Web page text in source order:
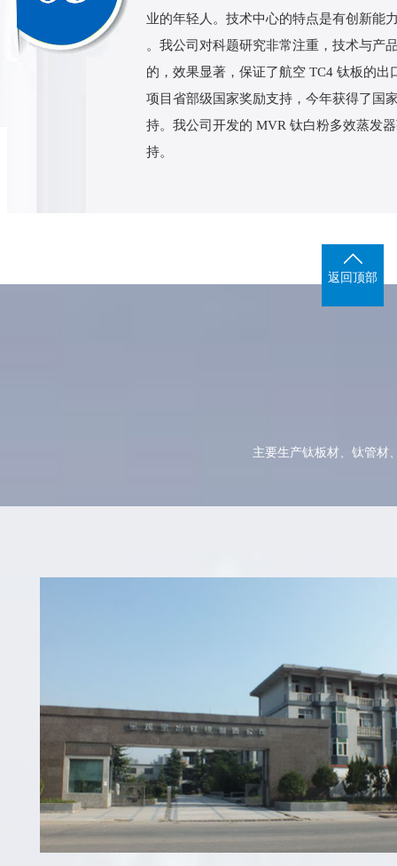
业的年轻人。技术中心的特点是有创新能
。我公司对科题研究非常注重，技术与产
的，效果显著，保证了航空 TC4 钛板的
项目省部级国家奖励支持，今年获得了国
持。我公司开发的 MVR 钛白粉多效蒸发
持。
主要生产钛板材、钛管材
返回顶部